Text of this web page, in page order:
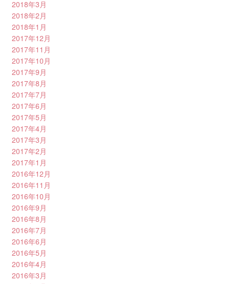
2018年3月
2018年2月
2018年1月
2017年12月
2017年11月
2017年10月
2017年9月
2017年8月
2017年7月
2017年6月
2017年5月
2017年4月
2017年3月
2017年2月
2017年1月
2016年12月
2016年11月
2016年10月
2016年9月
2016年8月
2016年7月
2016年6月
2016年5月
2016年4月
2016年3月